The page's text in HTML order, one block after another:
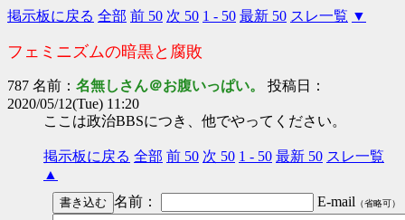
掲示板に戻る 全部 前 50 次 50 1 - 50 最新 50 スレ一覧 ▼
フェミニズムの暗黒と腐敗
787 名前： 名無しさん＠お腹いっぱい。 投稿日：
2020/05/12(Tue) 11:20
ここは政治BBSにつき、他でやってください。
掲示板に戻る 全部 前 50 次 50 1 - 50 最新 50 スレ一覧
▲
名前：
E-mail （省略可）